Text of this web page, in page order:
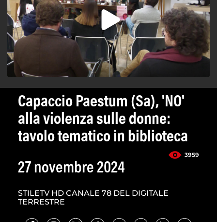
Capaccio Paestum (Sa), 'NO'
alla violenza sulle donne:
tavolo tematico in biblioteca
3959
27 novembre 2024
STILETV HD CANALE 78 DEL DIGITALE
TERRESTRE